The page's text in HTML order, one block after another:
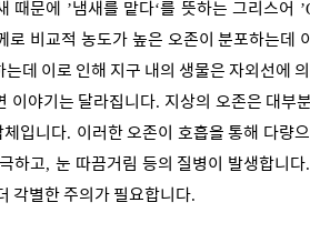
때문에 ’냄새를 맡다‘를 뜻하는 그리스어
로 비교적 농도가 높은 오존이 분포하는데
데 이로 인해 지구 내의 생물은 자외선에
이야기는 달라집니다. 지상의 오존은 대부
입니다. 이러한 오존이 호흡을 통해 다량
하고, 눈 따끔거림 등의 질병이 발생합니다
각별한 주의가 필요합니다.